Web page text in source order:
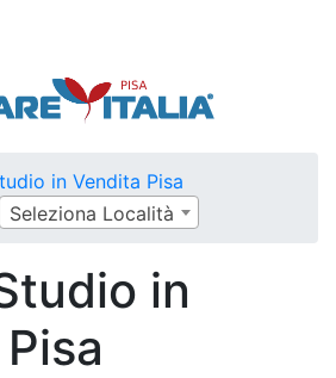
in Vendita Pisa
Seleziona Località
in